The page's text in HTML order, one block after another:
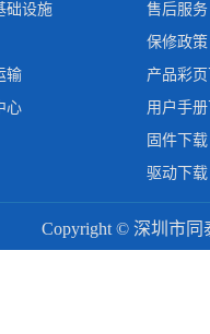
础设施
输
心
售后服务
保修政策
产品彩
用户手
固件下载
驱动下载
Copyright © 深圳市同